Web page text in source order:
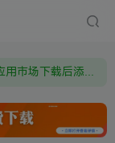
需要什么游戏请联系客服，若链接失效请联系客服，百度网盘边上的激活码也是解压密码
由于微信被封，沟通工具使用最群app，应用市场下载后添加好友：Y9FA49 以后用最群交流解决问题。不再使用微信！